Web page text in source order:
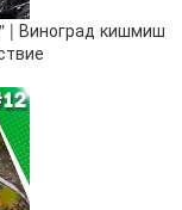
Виноград кишмиш